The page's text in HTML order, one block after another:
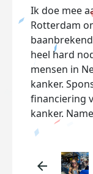
Ik doe mee
Rotterdam
heel hard
mensen in
kanker.
financiering
kanker.
arrow_back